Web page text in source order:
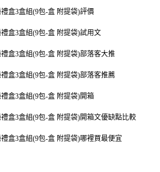
盒3盒組(9包-盒 附提袋)評價
盒3盒組(9包-盒 附提袋)試用文
盒3盒組(9包-盒 附提袋)部落客大推
盒3盒組(9包-盒 附提袋)部落客推薦
盒3盒組(9包-盒 附提袋)開箱
盒3盒組(9包-盒 附提袋)開箱文優缺點比較
盒3盒組(9包-盒 附提袋)哪裡買最便宜